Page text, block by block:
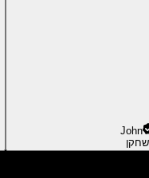
John
שחקן